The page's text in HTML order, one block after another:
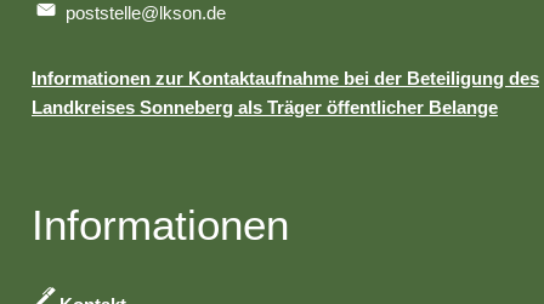
poststelle@lkson.de
Informationen zur Kontaktaufnahme bei der Beteiligung des
Landkreises Sonneberg als Träger öffentlicher Belange
Informationen